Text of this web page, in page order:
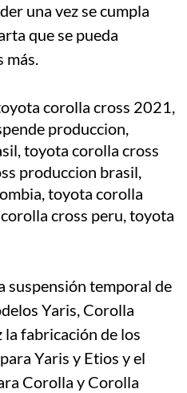
una vez se cumpla
que se pueda
más.
suspensión temporal de
Yaris, Corolla
la fabricación de los
Yaris y Etios y el
Corolla y Corolla